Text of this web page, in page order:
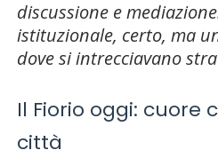
discussione e
istituzionale, certo, ma
dove si intrecciavano
Il Fiorio oggi: cuore
città